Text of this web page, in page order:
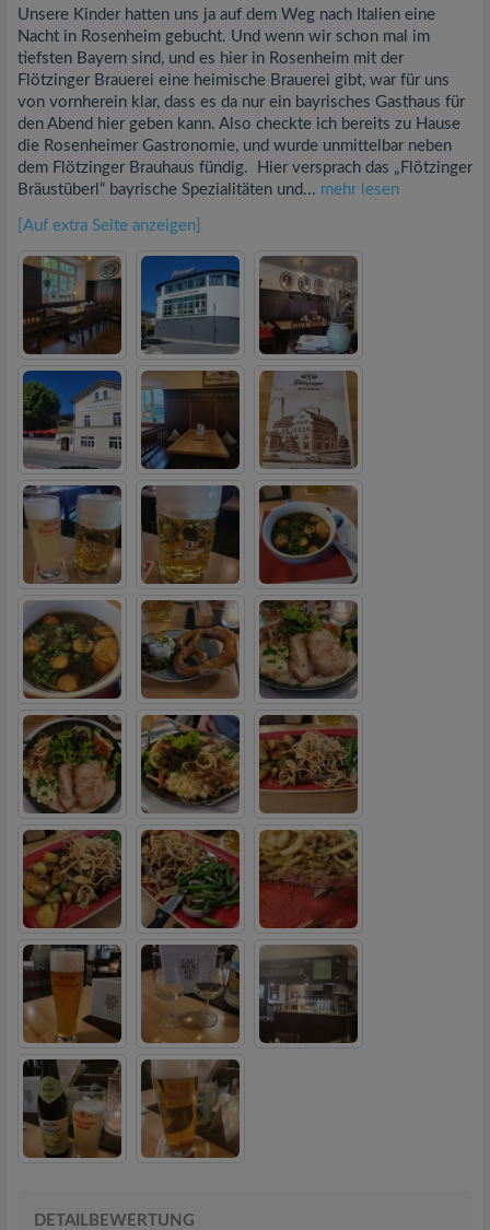
Unsere Kinder hatten uns ja auf dem Weg nach Italien eine
Nacht in Rosenheim gebucht. Und wenn wir schon mal im
tiefsten Bayern sind, und es hier in Rosenheim mit der
Flötzinger Brauerei eine heimische Brauerei gibt, war für uns
von vornherein klar, dass es da nur ein bayrisches Gasthaus für
den Abend hier geben kann. Also checkte ich bereits zu Hause
die Rosenheimer Gastronomie, und wurde unmittelbar neben
dem Flötzinger Brauhaus fündig. Hier versprach das „Flötzinger
Bräustüberl“ bayrische Spezialitäten und... mehr lesen
[Auf extra Seite anzeigen]
DETAILBEWERTUNG